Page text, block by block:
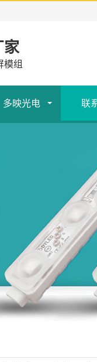
家
模组
多映光电 联